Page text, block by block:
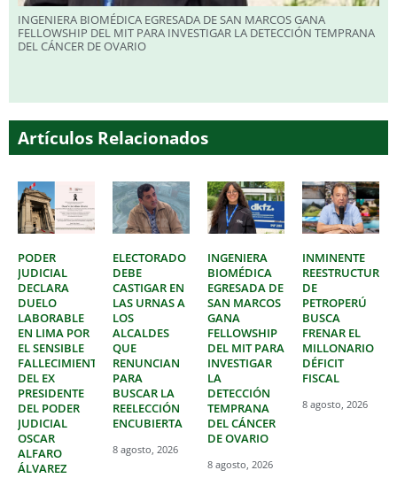
INGENIERA BIOMÉDICA EGRESADA DE SAN MARCOS GANA
FELLOWSHIP DEL MIT PARA INVESTIGAR LA DETECCIÓN TEMPRANA
DEL CÁNCER DE OVARIO
Artículos Relacionados
PODER
JUDICIAL
DECLARA
DUELO
LABORABLE
EN LIMA POR
EL SENSIBLE
FALLECIMIENTO
DEL EX
PRESIDENTE
DEL PODER
JUDICIAL
OSCAR
ALFARO
ÁLVAREZ
ELECTORADO
DEBE
CASTIGAR EN
LAS URNAS A
LOS
ALCALDES
QUE
RENUNCIAN
PARA
BUSCAR LA
REELECCIÓN
ENCUBIERTA
8 agosto, 2026
INGENIERA
BIOMÉDICA
EGRESADA DE
SAN MARCOS
GANA
FELLOWSHIP
DEL MIT PARA
INVESTIGAR
LA
DETECCIÓN
TEMPRANA
DEL CÁNCER
DE OVARIO
8 agosto, 2026
INMINENTE
DE
PETROPERÚ
BUSCA
FRENAR EL
MILLONARIO
DÉFICIT
FISCAL
8 agosto, 2026